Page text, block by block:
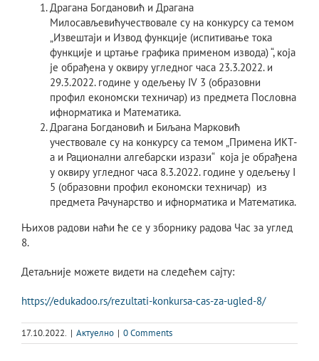
Драгана Богдановић и Драгана
Милосављевићучествовале су на конкурсу са темом
„Извештаји и Извод функције (испитивање тока
функције и цртање графика применом извода) “, која
је обрађена у оквиру угледног часа 23.3.2022. и
29.3.2022. године у одељењу IV 3 (образовни
профил економски техничар) из предмета Пословна
ифнорматика и Математика.
Драгана Богдановић и Биљана Марковић
учествовале су на конкурсу са темом „Примена ИКТ-
а и Рационални алгебарски изрази“ која је обрађена
у оквиру угледног часа 8.3.2022. године у одељењу I
5 (образовни профил економски техничар) из
предмета Рачунарство и ифнорматика и Математика.
Њихов радови наћи ће се у зборнику радова Час за углед
8.
Детаљније можете видети на следећем сајту:
https://edukadoo.rs/rezultati-konkursa-cas-za-ugled-8/
17.10.2022. | Актуелно | 0 Comments